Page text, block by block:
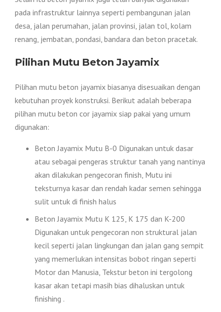
pada infrastruktur lainnya seperti pembangunan jalan
desa, jalan perumahan, jalan provinsi, jalan tol, kolam
renang, jembatan, pondasi, bandara dan beton pracetak.
Pilihan Mutu Beton Jayamix
Pilihan mutu beton jayamix biasanya disesuaikan dengan
kebutuhan proyek konstruksi. Berikut adalah beberapa
pilihan mutu beton cor jayamix siap pakai yang umum
digunakan:
Beton Jayamix Mutu B-0 Digunakan untuk dasar
atau sebagai pengeras struktur tanah yang nantinya
akan dilakukan pengecoran finish, Mutu ini
teksturnya kasar dan rendah kadar semen sehingga
sulit untuk di finish halus
Beton Jayamix Mutu K 125, K 175 dan K-200
Digunakan untuk pengecoran non struktural jalan
kecil seperti jalan lingkungan dan jalan gang sempit
yang memerlukan intensitas bobot ringan seperti
Motor dan Manusia, Tekstur beton ini tergolong
kasar akan tetapi masih bias dihaluskan untuk
finishing .